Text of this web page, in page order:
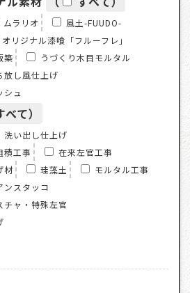
ムラリオ
風土-FUUDO-
オリジナル漆喰「フルーフレ」
築
うづくり木目モルタル
放し風仕上げ
ュ
べて）
洗い出し仕上げ
積工事
在来左官工事
材
珪藻土
モルタル工事
ンスタッコ
チャ・特殊左官